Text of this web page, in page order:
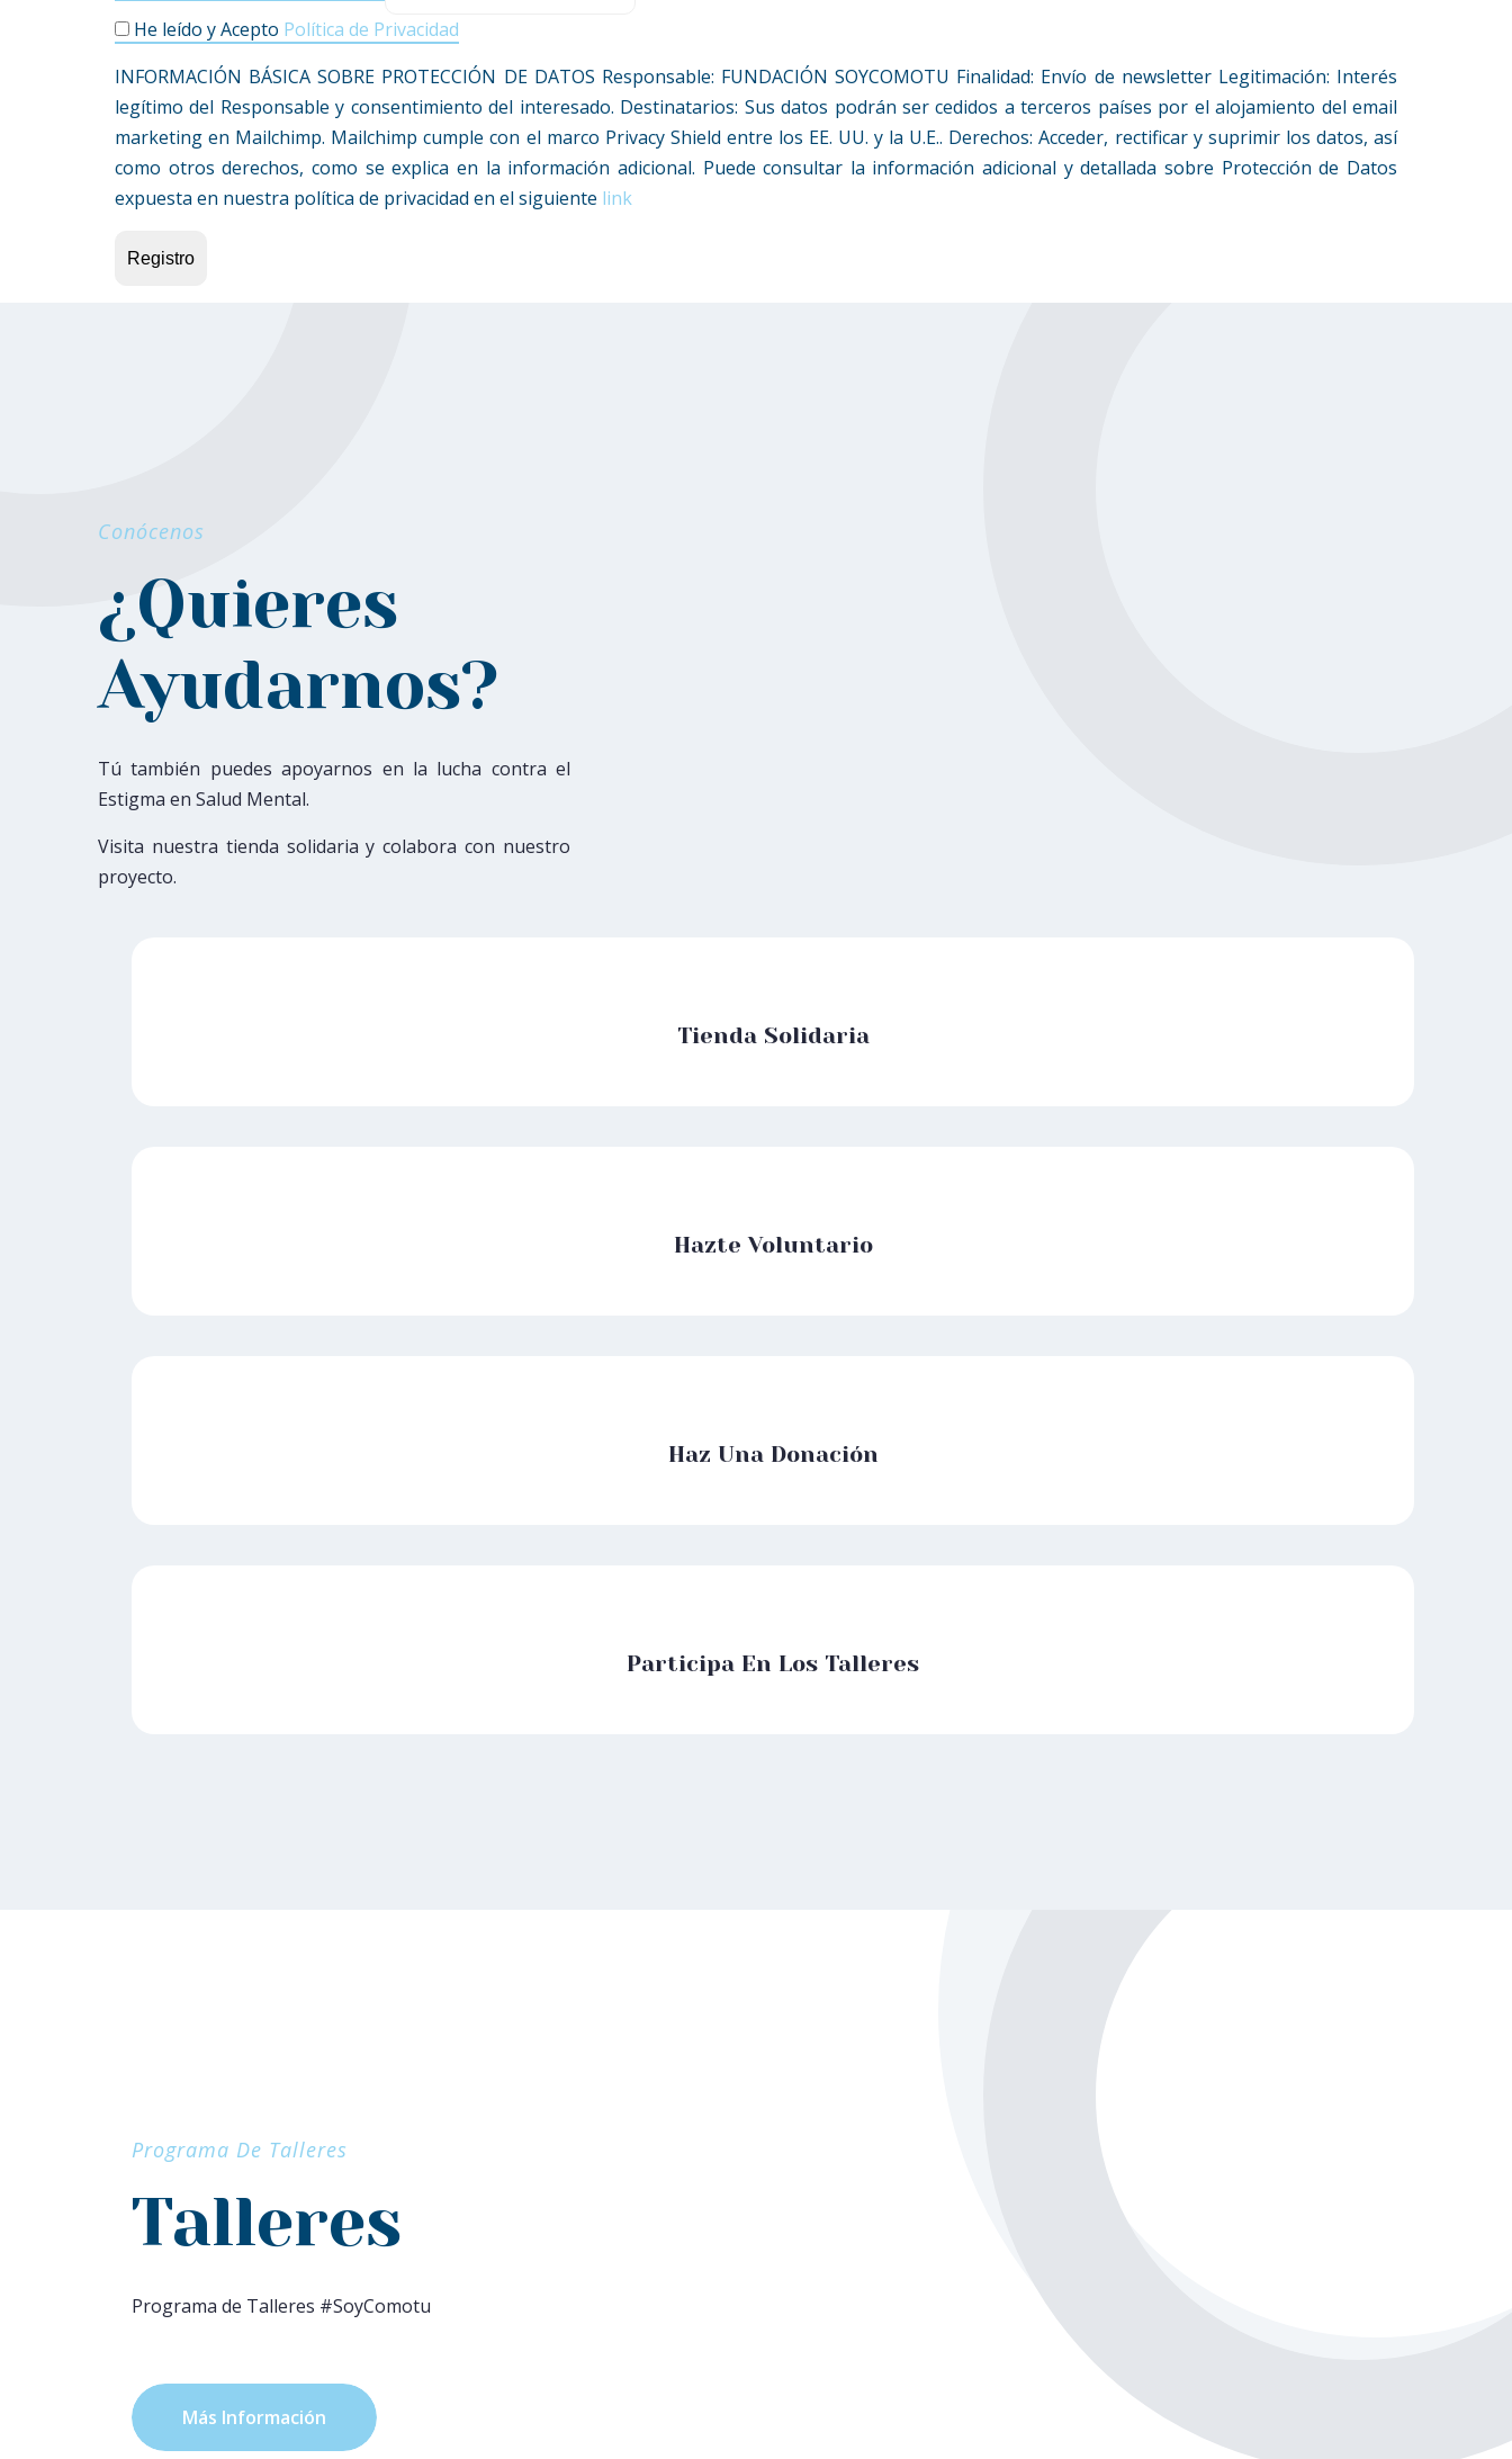
He leído y Acepto Política de Privacidad
INFORMACIÓN BÁSICA SOBRE PROTECCIÓN DE DATOS Responsable: FUNDACIÓN SOYCOMOTU Finalidad: Envío de newsletter Legitimación: Interés
legítimo del Responsable y consentimiento del interesado. Destinatarios: Sus datos podrán ser cedidos a terceros países por el alojamiento del email
marketing en Mailchimp. Mailchimp cumple con el marco Privacy Shield entre los EE. UU. y la U.E.. Derechos: Acceder, rectificar y suprimir los datos, así
como otros derechos, como se explica en la información adicional. Puede consultar la información adicional y detallada sobre Protección de Datos
expuesta en nuestra política de privacidad en el siguiente link
Conócenos
¿Quieres
Ayudarnos?
Tú también puedes apoyarnos en la lucha contra el
Estigma en Salud Mental.
Visita nuestra tienda solidaria y colabora con nuestro
proyecto.
Tienda Solidaria
Hazte Voluntario
Haz Una Donación
Participa En Los Talleres
Programa De Talleres
Talleres
Programa de Talleres #SoyComotu
Más Información